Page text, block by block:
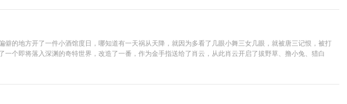
的地方开了一件小酒馆度日，哪知道有一天祸从天降，就因为多看了几眼小舞三女几眼，就被唐三记恨，被打
个即将落入深渊的奇特世界，改造了一番，作为金手指送给了肖云，从此肖云开启了拔野草、撸小兔、猎白